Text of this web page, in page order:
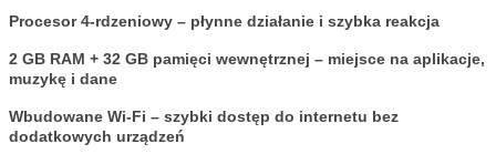
Procesor 4-rdzeniowy – płynne działanie i szybka reakcja
2 GB RAM + 32 GB pamięci wewnętrznej – miejsce na aplikacje,
muzykę i dane
Wbudowane Wi-Fi – szybki dostęp do internetu bez
dodatkowych urządzeń